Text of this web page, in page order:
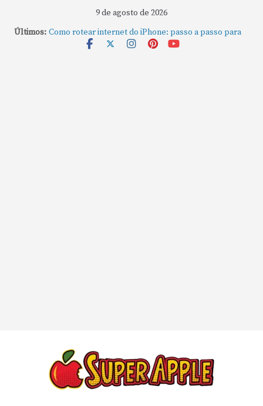
9 de agosto de 2026
Últimos: Como rotear internet do iPhone: passo a passo para
compartilhar a conexão